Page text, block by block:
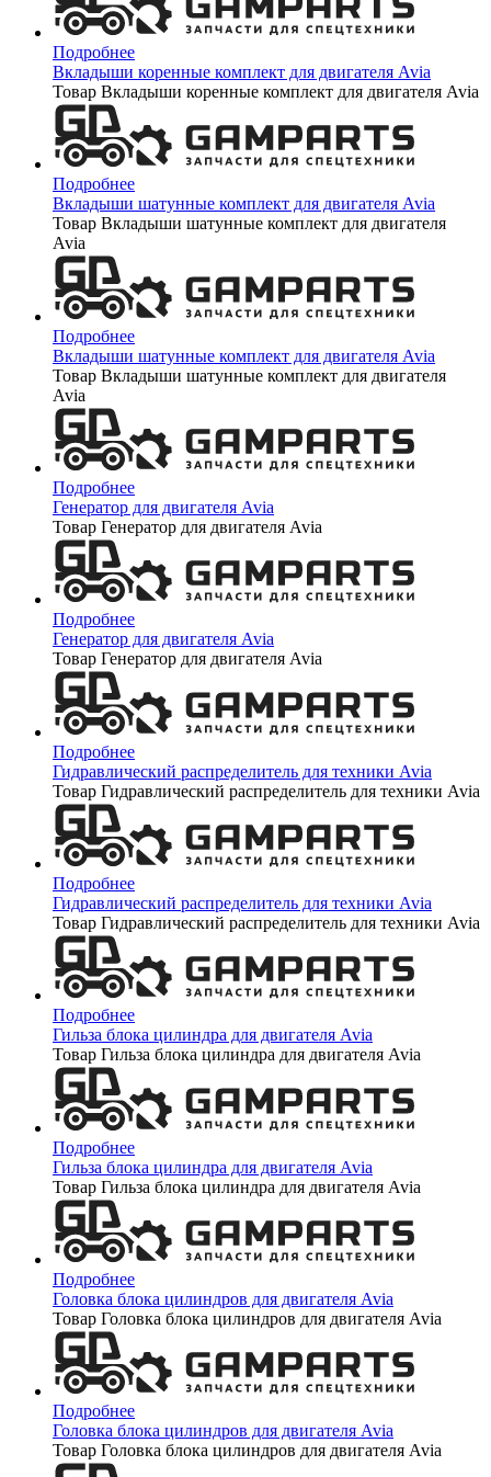
Подробнее
Вкладыши коренные комплект для двигателя Avia
Товар Вкладыши коренные комплект для двигателя Avia
Подробнее
Вкладыши шатунные комплект для двигателя Avia
Товар Вкладыши шатунные комплект для двигателя
Avia
Подробнее
Вкладыши шатунные комплект для двигателя Avia
Товар Вкладыши шатунные комплект для двигателя
Avia
Подробнее
Генератор для двигателя Avia
Товар Генератор для двигателя Avia
Подробнее
Генератор для двигателя Avia
Товар Генератор для двигателя Avia
Подробнее
Гидравлический распределитель для техники Avia
Товар Гидравлический распределитель для техники Avia
Подробнее
Гидравлический распределитель для техники Avia
Товар Гидравлический распределитель для техники Avia
Подробнее
Гильза блока цилиндра для двигателя Avia
Товар Гильза блока цилиндра для двигателя Avia
Подробнее
Гильза блока цилиндра для двигателя Avia
Товар Гильза блока цилиндра для двигателя Avia
Подробнее
Головка блока цилиндров для двигателя Avia
Товар Головка блока цилиндров для двигателя Avia
Подробнее
Головка блока цилиндров для двигателя Avia
Товар Головка блока цилиндров для двигателя Avia